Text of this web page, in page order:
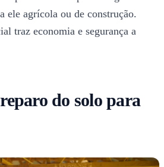
ele agrícola ou de construção.
traz economia e segurança a
do solo para